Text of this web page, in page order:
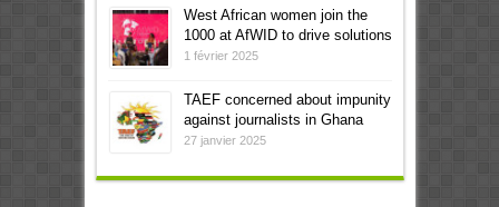
West African women join the
1000 at AfWID to drive solutions
1 février 2025
TAEF concerned about impunity
against journalists in Ghana
27 janvier 2025